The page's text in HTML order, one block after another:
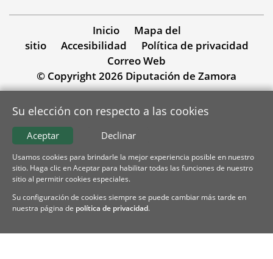
Inicio
Mapa del
sitio
Accesibilidad
Política de privacidad
Correo Web
© Copyright 2026 Diputación de Zamora
Su elección con respecto a las cookies
Declinar
Aceptar
Usamos cookies para brindarle la mejor experiencia posible en nuestro
sitio. Haga clic en Aceptar para habilitar todas las funciones de nuestro
sitio al permitir cookies especiales.
Su configuración de cookies siempre se puede cambiar más tarde en
nuestra página de política de privacidad.